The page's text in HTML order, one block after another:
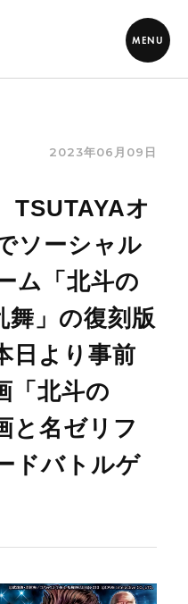
MENU
2023年06月09日
TSUTAYAオ
ソーシャル
ム「北斗の
舞」の復刻版
日より事前
「北斗の
と名ゼリフ
ドバトルゲ